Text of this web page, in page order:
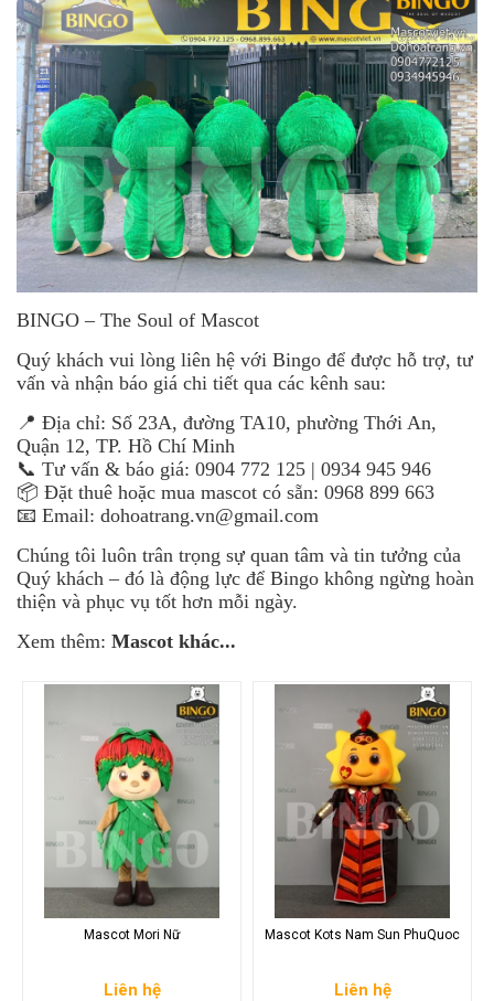
BINGO – The Soul of Mascot
Quý khách vui lòng liên hệ với Bingo để được hỗ trợ, tư
vấn và nhận báo giá chi tiết qua các kênh sau:
📍 Địa chỉ: Số 23A, đường TA10, phường Thới An,
Quận 12, TP. Hồ Chí Minh
📞 Tư vấn & báo giá: 0904 772 125 | 0934 945 946
📦 Đặt thuê hoặc mua mascot có sẵn: 0968 899 663
📧 Email: dohoatrang.vn@gmail.com
Chúng tôi luôn trân trọng sự quan tâm và tin tưởng của
Quý khách – đó là động lực để Bingo không ngừng hoàn
thiện và phục vụ tốt hơn mỗi ngày.
Xem thêm: Mascot khác...
Mascot Mori Nữ
Liên hệ
Mascot Kots Nam Sun PhuQuoc
Liên hệ